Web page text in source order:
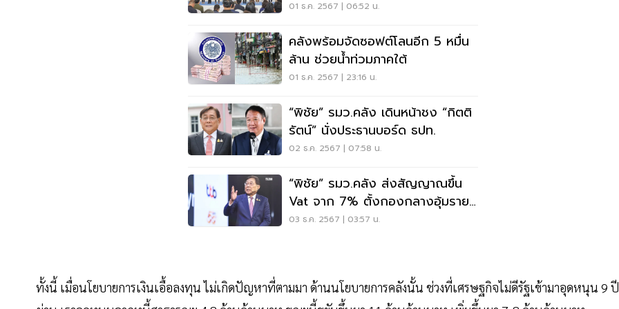
บาท
01 ธ.ค. 2567 | 06:52 น.
คลังพร้อมจัดซอฟต์โลนอีก 5 หมื่น
ล้าน ช่วยน้ำท่วมภาคใต้
01 ธ.ค. 2567 | 23:16 น.
“พิชัย” รมว.คลัง เดินหน้าชง “กิตติ
รัตน์” นั่งประธานบอร์ด ธปท.
02 ธ.ค. 2567 | 07:58 น.
“พิชัย” รมว.คลัง ส่งสัญญาณขึ้น
Vat จาก 7% ตั้งกองกลางอุ้มราย
ได้น้อย
03 ธ.ค. 2567 | 03:57 น.
ทั้งนี้ เมื่อนโยบายการเงินเอื้อลงทุน ไม่เกิดปัญหาที่ตามมา ด้านนโยบายการคลังนั้น ช่วงที่เศรษฐกิจไม่ดีรัฐเข้ามาอุดหนุน 9